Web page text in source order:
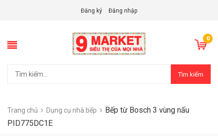
Đăng ký Đăng nhập
0
Tìm kiếm
Trang chủ Dụng cụ nhà bếp
Bếp từ Bosch 3 vùng nấu
PID775DC1E